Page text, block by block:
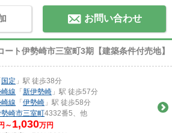
お問い合わせ
ート伊勢崎市三室町3期【建築条件付売地】
国定 」駅 徒歩38分
線 「新伊勢崎 」駅 徒歩57分
線 「伊勢崎 」駅 徒歩58分
崎市三室町4332番5、他
～ 1,030万円